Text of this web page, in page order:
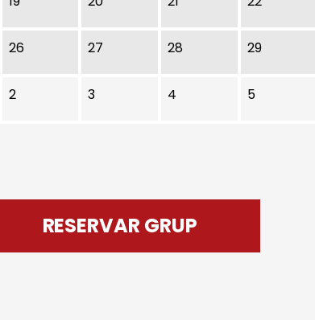
26 27 28 29
2 3 4 5
RESERVAR GRUP